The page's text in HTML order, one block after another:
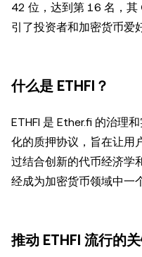
42 位，达到第 16 名，其
引了投资者和加密货币爱
什么是 ETHFI？
ETHFI 是 Ether.fi 的治理
化的质押协议，旨在让用
过结合创新的代币经济学
经成为加密货币领域中一
推动 ETHFI 流行的